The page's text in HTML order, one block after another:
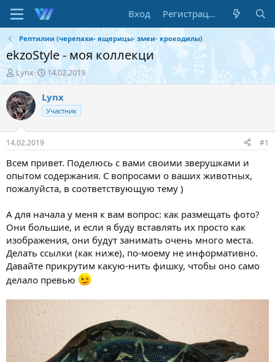
Вход Регистрация
Рептилии (черепахи- ящерицы- змеи- крокодилы)
ekzoStyle - моя коллекци
А
в
т
о
р
т
е
м
ы
Lynx
Д
а
т
а
н
а
л
14.02.2019
Lynx
Участник
14.02.2019 #1
Всем привет. Поделюсь с вами своими зверушками и
опытом содержания. С вопросами о ваших животных,
пожалуйста, в соответствующую тему )
А для начала у меня к вам вопрос: как размещать фото?
Они большие, и если я буду вставлять их просто как
изображения, они будут занимать очень много места.
Делать ссылки (как ниже), по-моему не информативно.
Давайте прикрутим какую-нить фишку, чтобы оно само
делало превью